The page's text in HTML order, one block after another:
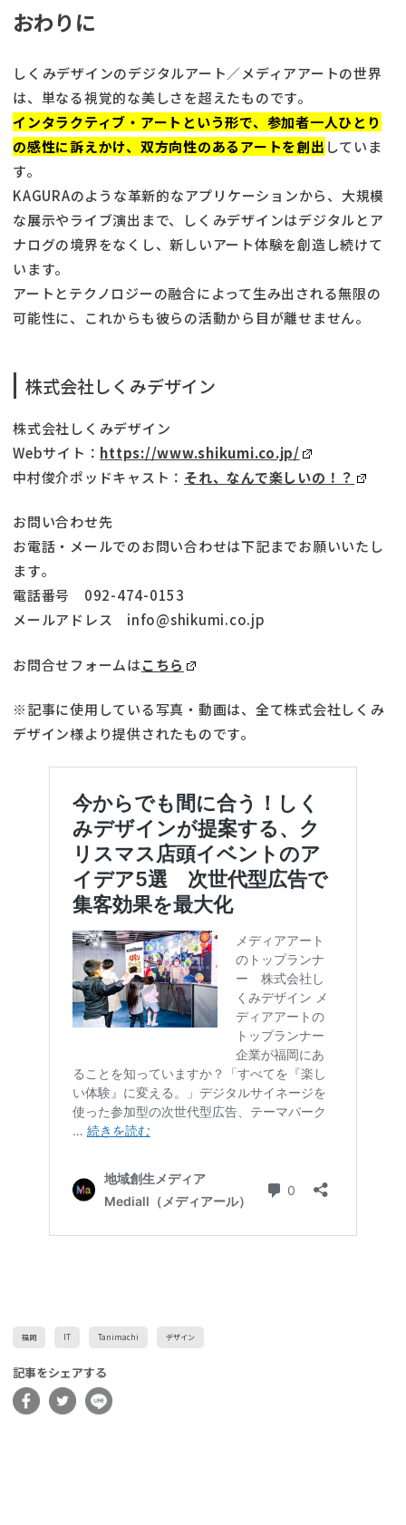
おわりに
しくみデザインのデジタルアート／メディアアートの世界
は、単なる視覚的な美しさを超えたものです。
インタラクティブ・アートという形で、参加者一人ひとり
の感性に訴えかけ、双方向性のあるアートを創出 していま
す。
KAGURAのような革新的なアプリケーションから、大規模
な展示やライブ演出まで、しくみデザインはデジタルとア
ナログの境界をなくし、新しいアート体験を創造し続けて
います。
アートとテクノロジーの融合によって生み出される無限の
可能性に、これからも彼らの活動から目が離せません。
株式会社しくみデザイン
株式会社しくみデザイン
Webサイト： https://www.shikumi.co.jp/
中村俊介ポッドキャスト： それ、なんで楽しいの！？
お問い合わせ先
お電話・メールでのお問い合わせは下記までお願いいたし
ます。
電話番号 092-474-0153
メールアドレス info@shikumi.co.jp
お問合せフォームはこちら
※記事に使用している写真・動画は、全て株式会社しくみ
デザイン様より提供されたものです。
福岡 IT Tanimachi デザイン
記事をシェアする